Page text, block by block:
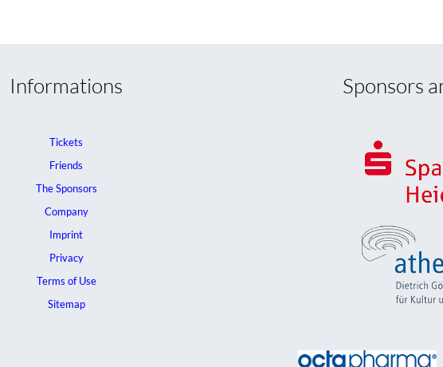
Informations
Tickets
Friends
The Sponsors
Company
Imprint
Privacy
Terms of Use
Sitemap
Sponsors